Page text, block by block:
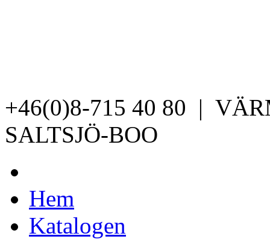
+46(0)8-715 40 80 |
SALTSJÖ-BOO
Hem
Katalogen